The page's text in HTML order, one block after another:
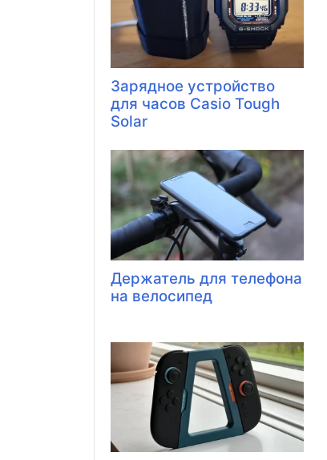
Зарядное устройство
для часов Casio Tough
Solar
Держатель для телефона
на велосипед